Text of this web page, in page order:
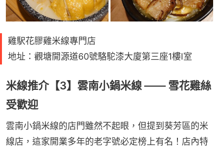
雞駅花膠雞米線專門店
地址：觀塘開源道60號駱駝漆大廈第三座1樓I室
米線推介【3】雲南小鍋米線 —— 雪花雞絲
受歡迎
雲南小鍋米線的店門雖然不起眼，但提到葵芳區的米
線店，這家開業多年的老字號必定榜上有名！店內特